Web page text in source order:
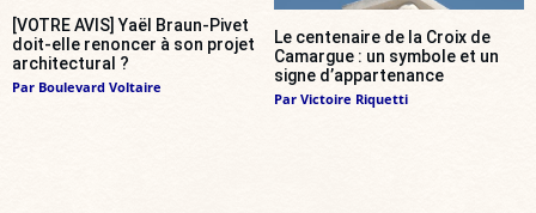
[VOTRE AVIS] Yaël Braun-Pivet
doit-elle renoncer à son projet
architectural ?
Par Boulevard Voltaire
Le centenaire de la Croix de
Camargue : un symbole et un
signe d’appartenance
Par Victoire Riquetti